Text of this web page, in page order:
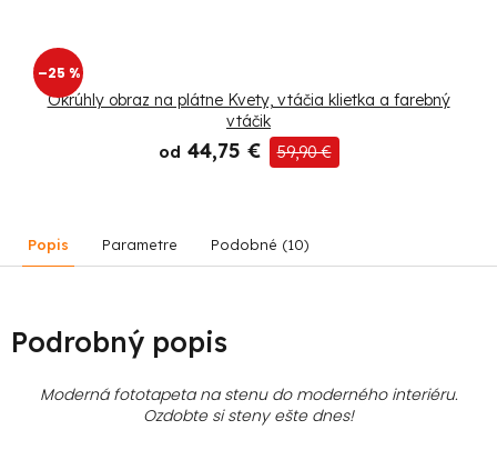
–25 %
Okrúhly obraz na plátne Kvety, vtáčia klietka a farebný
vtáčik
od 44,75 € 59,90 €
Popis Parametre Podobné (10)
Podrobný popis
Moderná fototapeta na stenu do moderného interiéru.
Ozdobte si steny ešte dnes!